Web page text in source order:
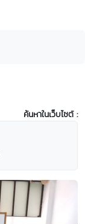
ค้นหาในเว็บไซต์ :